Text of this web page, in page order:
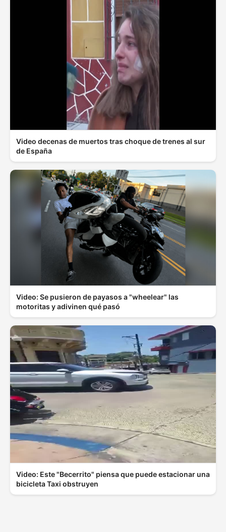
Video decenas de muertos tras choque de trenes al sur
de España
Video: Se pusieron de payasos a "wheelear" las
motoritas y adivinen qué pasó
Video: Este "Becerrito" piensa que puede estacionar una
bicicleta Taxi obstruyen